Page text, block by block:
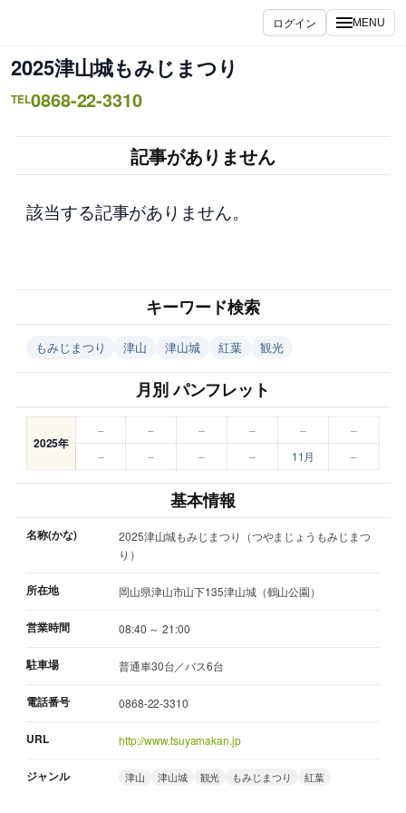
を
ス
キ
ログイン MENU
2025津山城もみじまつり
TEL0868-22-3310
記事がありません
該当する記事がありません。
キーワード検索
もみじまつり 津山 津山城 紅葉 観光
月別 パンフレット
2025年
– – – – –
–
–
– – – 11月 –
基本情報
名称(かな)
2025津山城もみじまつり（つやまじょうもみじまつ
り）
所在地 岡山県津山市山下135津山城（鶴山公園）
営業時間 08:40 ～ 21:00
駐車場 普通車30台／バス6台
電話番号 0868-22-3310
URL http://www.tsuyamakan.jp
ジャンル 津山 津山城 観光 もみじまつり 紅葉